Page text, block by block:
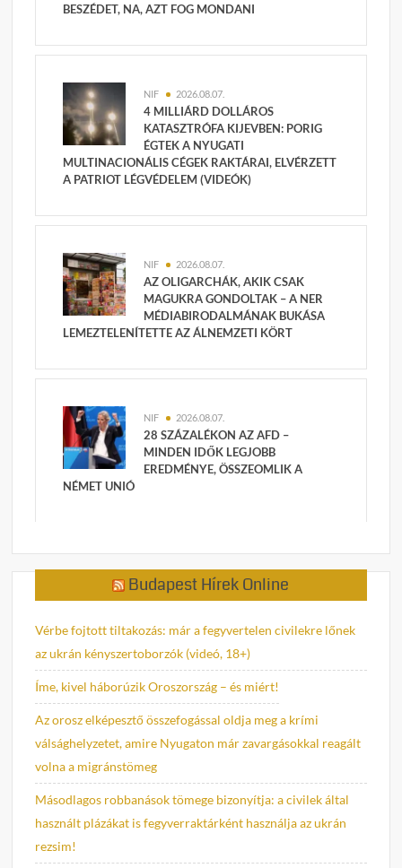
BESZÉDET, NA, AZT FOG MONDANI
NIF 2026.08.07.
4 MILLIÁRD DOLLÁROS
KATASZTRÓFA KIJEVBEN: PORIG
ÉGTEK A NYUGATI
MULTINACIONÁLIS CÉGEK RAKTÁRAI, ELVÉRZETT
A PATRIOT LÉGVÉDELEM (VIDEÓK)
NIF 2026.08.07.
AZ OLIGARCHÁK, AKIK CSAK
MAGUKRA GONDOLTAK – A NER
MÉDIABIRODALMÁNAK BUKÁSA
LEMEZTELENÍTETTE AZ ÁLNEMZETI KÖRT
NIF 2026.08.07.
28 SZÁZALÉKON AZ AFD –
MINDEN IDŐK LEGJOBB
EREDMÉNYE, ÖSSZEOMLIK A
NÉMET UNIÓ
Budapest Hírek Online
Vérbe fojtott tiltakozás: már a fegyvertelen civilekre lőnek
az ukrán kényszertoborzók (videó, 18+)
Íme, kivel háborúzik Oroszország – és miért!
Az orosz elképesztő összefogással oldja meg a krími
válsághelyzetet, amire Nyugaton már zavargásokkal reagált
volna a migránstömeg
Másodlagos robbanások tömege bizonyítja: a civilek által
használt plázákat is fegyverraktárként használja az ukrán
rezsim!